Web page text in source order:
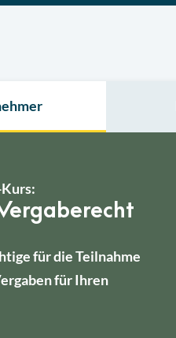
für die Teilnahme
für Ihren